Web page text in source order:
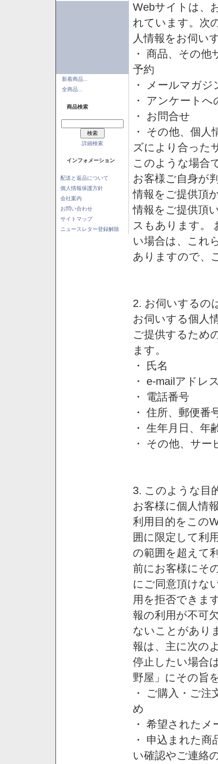
新着商品...
全商品...
商品検索
詳細検索
インフォメーション
配送と返品について
個人情報保護方針
会社案内
お問い合わせ
サイトマップ
ニュースレター登録解除
Webサイトは、
れています。次
人情報をお伺い
・ 商品、その
予約
・ メールマガ
・ アンケートへ
・ お問合せ
・ その他、個
ズにより合った
このような場合
お客様ご自身が
情報をご提供頂
情報をご提供頂
スもあります。
い場合は、これ
ありますので、
2. お伺いするの
お伺いする個人
ご提供するため
ます。
・ 氏名
・ e-mailアドレ
・ 電話番号
・ 住所、郵便番
・ 生年月日、年
・ その他、サ
3. このような目
お客様に個人情
利用目的をこの
囲に限定して利
の範囲を超えて
前にお客様にそ
にご同意頂けな
用を拒否できま
報の利用が不可
ないことがあり
報は、主に次の
停止したい場合
野屋」にその旨
・ ご購入・ご
め
・ 希望された
・ 申込まれた
い確認やご連絡